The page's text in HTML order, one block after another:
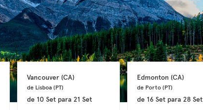
Vancouver (CA)
de Lisboa (PT)
de 10 Set para 21 Set
Edmonton (CA)
de Porto (PT)
de 16 Set para 28 Set